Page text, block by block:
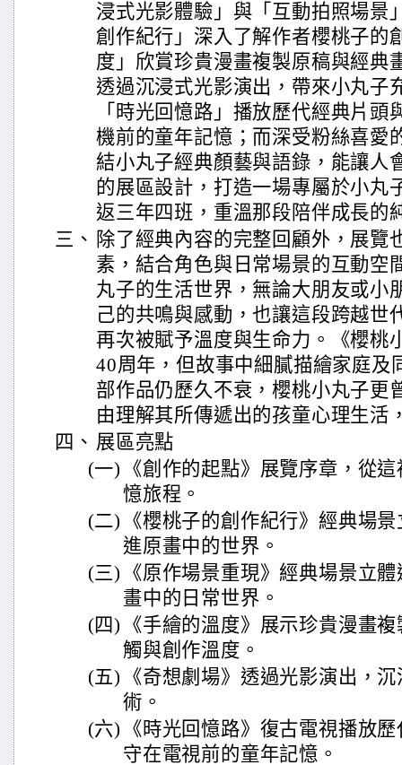
浸式光影體驗」與「互動拍照場景
創作紀行」深入了解作者櫻桃子的
度」欣賞珍貴漫畫複製原稿與經典
透過沉浸式光影演出，帶來小丸子
「時光回憶路」播放歷代經典片
機前的童年記憶；而深受粉絲喜愛
結小丸子經典顏藝與語錄，能讓人
的展區設計，打造一場專屬於小丸
返三年四班，重溫那段陪伴成長的
三、 除了經典內容的完整回顧外，展覽
素，結合角色與日常場景的互動空
丸子的生活世界，無論大朋友或小
己的共鳴與感動，也讓這段跨越世
再次被賦予溫度與生命力。《櫻桃
40周年，但故事中細膩描繪家庭及
部作品仍歷久不衰，櫻桃小丸子更
由理解其所傳遞出的孩童心理生活
四、 展區亮點
(一)
《創作的起點》展覽序章，從
憶旅程。
(二)
《櫻桃子的創作紀行》經典場
進原畫中的世界。
(三)
《原作場景重現》經典場景立
畫中的日常世界。
(四)
《手繪的溫度》展示珍貴漫畫
觸與創作溫度。
(五)
《奇想劇場》透過光影演出，
術。
(六)
《時光回憶路》復古電視播放
守在電視前的童年記憶。